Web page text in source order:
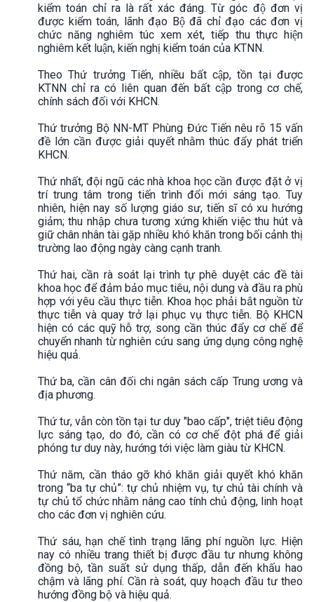
kiểm toán chỉ ra là rất xác đáng. Từ góc độ đơn vị
được kiểm toán, lãnh đạo Bộ đã chỉ đạo các đơn vị
chức năng nghiêm túc xem xét, tiếp thu thực hiện
nghiêm kết luận, kiến nghị kiểm toán của KTNN.
Theo Thứ trưởng Tiến, nhiều bất cập, tồn tại được
KTNN chỉ ra có liên quan đến bất cập trong cơ chế,
chính sách đối với KHCN.
Thứ trưởng Bộ NN-MT Phùng Đức Tiến nêu rõ 15 vấn
đề lớn cần được giải quyết nhằm thúc đẩy phát triển
KHCN.
Thứ nhất, đội ngũ các nhà khoa học cần được đặt ở vị
trí trung tâm trong tiến trình đổi mới sáng tạo. Tuy
nhiên, hiện nay số lượng giáo sư, tiến sĩ có xu hướng
giảm; thu nhập chưa tương xứng khiến việc thu hút và
giữ chân nhân tài gặp nhiều khó khăn trong bối cảnh thị
trường lao động ngày càng cạnh tranh.
Thứ hai, cần rà soát lại trình tự phê duyệt các đề tài
khoa học để đảm bảo mục tiêu, nội dung và đầu ra phù
hợp với yêu cầu thực tiễn. Khoa học phải bắt nguồn từ
thực tiễn và quay trở lại phục vụ thực tiễn. Bộ KHCN
hiện có các quỹ hỗ trợ, song cần thúc đẩy cơ chế để
chuyển nhanh từ nghiên cứu sang ứng dụng công nghệ
hiệu quả.
Thứ ba, cần cân đối chi ngân sách cấp Trung ương và
địa phương.
Thứ tư, vẫn còn tồn tại tư duy "bao cấp", triệt tiêu động
lực sáng tạo, do đó, cần có cơ chế đột phá để giải
phóng tư duy này, hướng tới việc làm giàu từ KHCN.
Thứ năm, cần tháo gỡ khó khăn giải quyết khó khăn
trong “ba tự chủ”: tự chủ nhiệm vụ, tự chủ tài chính và
tự chủ tổ chức nhằm nâng cao tính chủ động, linh hoạt
cho các đơn vị nghiên cứu.
Thứ sáu, hạn chế tình trạng lãng phí nguồn lực. Hiện
nay có nhiều trang thiết bị được đầu tư nhưng không
đồng bộ, tần suất sử dụng thấp, dẫn đến khấu hao
chậm và lãng phí. Cần rà soát, quy hoạch đầu tư theo
hướng đồng bộ và hiệu quả.